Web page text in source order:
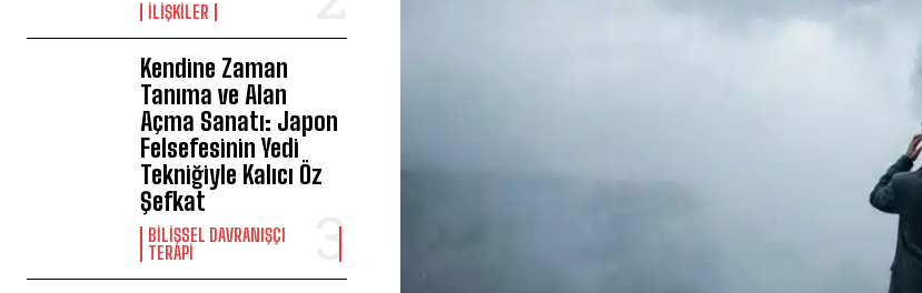
İLIŞKILER
Kendine Zaman
Tanıma ve Alan
Açma Sanatı: Japon
Felsefesinin Yedi
Tekniğiyle Kalıcı Öz
Şefkat
BILIŞSEL DAVRANIŞÇI
TERAPI